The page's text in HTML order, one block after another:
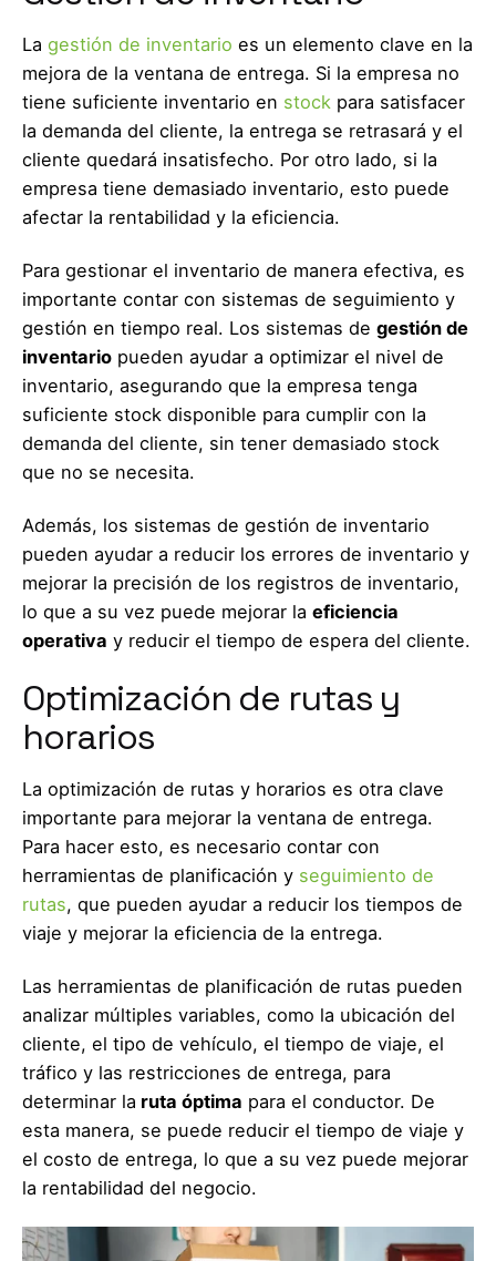
La gestión de inventario es un elemento clave en la
mejora de la ventana de entrega. Si la empresa no
tiene suficiente inventario en stock para satisfacer
la demanda del cliente, la entrega se retrasará y el
cliente quedará insatisfecho. Por otro lado, si la
empresa tiene demasiado inventario, esto puede
afectar la rentabilidad y la eficiencia.
Para gestionar el inventario de manera efectiva, es
importante contar con sistemas de seguimiento y
gestión en tiempo real. Los sistemas de gestión de
inventario pueden ayudar a optimizar el nivel de
inventario, asegurando que la empresa tenga
suficiente stock disponible para cumplir con la
demanda del cliente, sin tener demasiado stock
que no se necesita.
Además, los sistemas de gestión de inventario
pueden ayudar a reducir los errores de inventario y
mejorar la precisión de los registros de inventario,
lo que a su vez puede mejorar la eficiencia
operativa y reducir el tiempo de espera del cliente.
Optimización de rutas y
horarios
La optimización de rutas y horarios es otra clave
importante para mejorar la ventana de entrega.
Para hacer esto, es necesario contar con
herramientas de planificación y seguimiento de
rutas, que pueden ayudar a reducir los tiempos de
viaje y mejorar la eficiencia de la entrega.
Las herramientas de planificación de rutas pueden
analizar múltiples variables, como la ubicación del
cliente, el tipo de vehículo, el tiempo de viaje, el
tráfico y las restricciones de entrega, para
determinar la ruta óptima para el conductor. De
esta manera, se puede reducir el tiempo de viaje y
el costo de entrega, lo que a su vez puede mejorar
la rentabilidad del negocio.